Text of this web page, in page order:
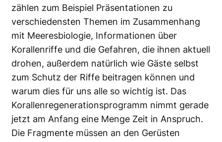
zählen zum Beispiel Präsentationen zu
verschiedensten Themen im Zusammenhang
mit Meeresbiologie, Informationen über
Korallenriffe und die Gefahren, die ihnen aktuell
drohen, außerdem natürlich wie Gäste selbst
zum Schutz der Riffe beitragen können und
warum dies für uns alle so wichtig ist. Das
Korallenregenerationsprogramm nimmt gerade
jetzt am Anfang eine Menge Zeit in Anspruch.
Die Fragmente müssen an den Gerüsten